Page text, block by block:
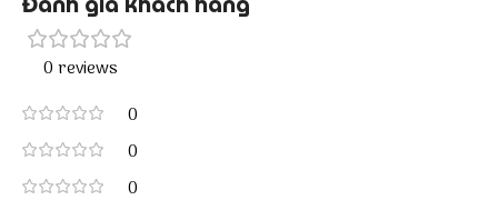
0 reviews
0
0
0